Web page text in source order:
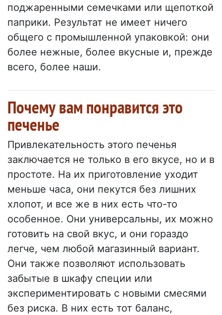
поджаренными семечками или щепоткой
паприки. Результат не имеет ничего
общего с промышленной упаковкой: они
более нежные, более вкусные и, прежде
всего, более наши.
Почему вам понравится это
печенье
Привлекательность этого печенья
заключается не только в его вкусе, но и в
простоте. На их приготовление уходит
меньше часа, они пекутся без лишних
хлопот, и все же в них есть что-то
особенное. Они универсальны, их можно
готовить на свой вкус, и они гораздо
легче, чем любой магазинный вариант.
Они также позволяют использовать
забытые в шкафу специи или
экспериментировать с новыми смесями
без риска. В них есть тот баланс,